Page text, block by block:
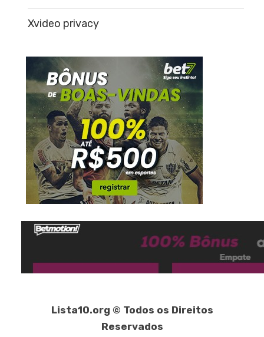
Xvideo privacy
Lista10.org © Todos os Direitos
Reservados